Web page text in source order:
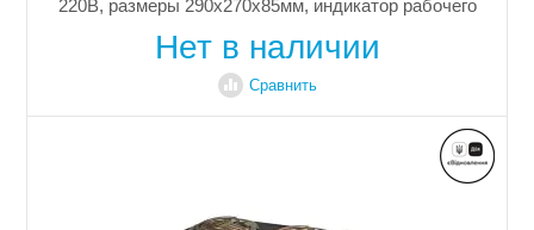
220В, размеры 290х270х85мм, индикатор рабочего
конфорки из нержавеющей стали,...
Нет в наличии
Сравнить